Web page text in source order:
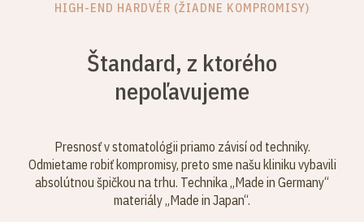
HIGH-END HARDVÉR (ŽIADNE KOMPROMISY)
Štandard, z ktorého
nepoľavujeme
Presnosť v stomatológii priamo závisí od techniky.
Odmietame robiť kompromisy, preto sme našu kliniku vybavili
absolútnou špičkou na trhu. Technika „Made in Germany“
materiály „Made in Japan“.